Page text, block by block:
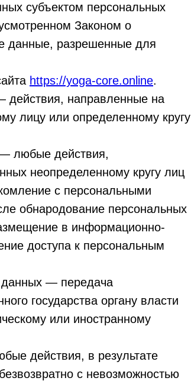
субъектом персональных
Законом о
данные, разрешенные для
https://yoga-core.online.
действия, направленные на
лицу или определенному кругу
любые действия,
неопределенному кругу лиц
с персональными
обнародование персональных
в информационно-
доступа к персональным
данных — передача
государства органу власти
или иностранному
действия, в результате
с невозможностью